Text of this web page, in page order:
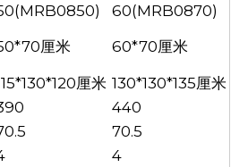
60(MRB0870)
厘米 60*70厘米
厘米 130*130*135厘米
440
70.5
4